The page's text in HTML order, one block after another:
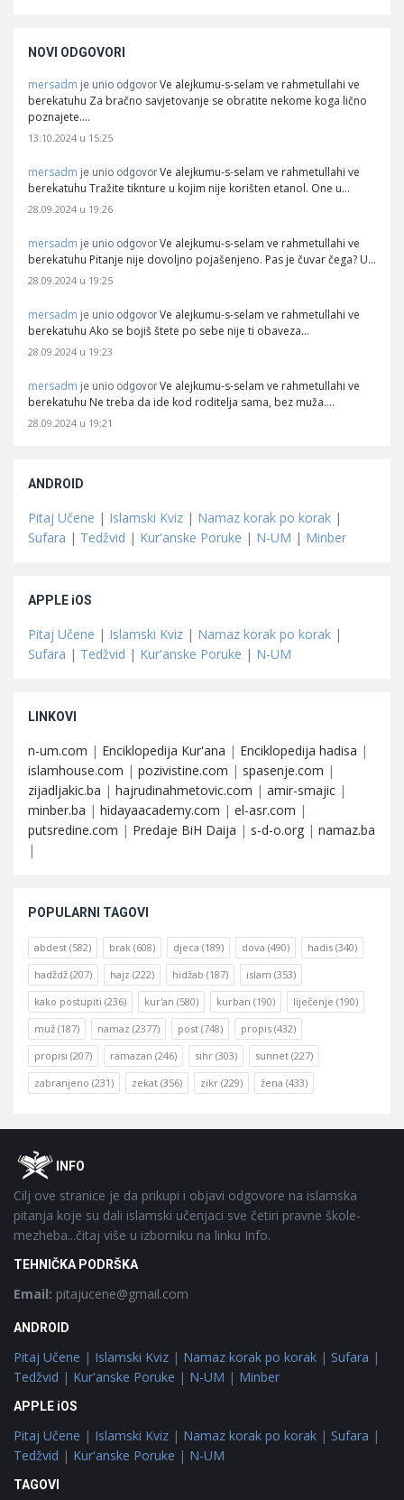
NOVI ODGOVORI
mersadm je unio odgovor Ve alejkumu-s-selam ve rahmetullahi ve
berekatuhu Za bračno savjetovanje se obratite nekome koga lično
poznajete.…
13.10.2024 u 15:25
mersadm je unio odgovor Ve alejkumu-s-selam ve rahmetullahi ve
berekatuhu Tražite tiknture u kojim nije korišten etanol. One u…
28.09.2024 u 19:26
mersadm je unio odgovor Ve alejkumu-s-selam ve rahmetullahi ve
berekatuhu Pitanje nije dovoljno pojašenjeno. Pas je čuvar čega? U…
28.09.2024 u 19:25
mersadm je unio odgovor Ve alejkumu-s-selam ve rahmetullahi ve
berekatuhu Ako se bojiš štete po sebe nije ti obaveza…
28.09.2024 u 19:23
mersadm je unio odgovor Ve alejkumu-s-selam ve rahmetullahi ve
berekatuhu Ne treba da ide kod roditelja sama, bez muža.…
28.09.2024 u 19:21
ANDROID
Pitaj Učene | Islamski Kviz | Namaz korak po korak |
Sufara | Tedžvid | Kur'anske Poruke | N-UM | Minber
APPLE iOS
Pitaj Učene | Islamski Kviz | Namaz korak po korak |
Sufara | Tedžvid | Kur'anske Poruke | N-UM
LINKOVI
n-um.com | Enciklopedija Kur'ana | Enciklopedija hadisa |
islamhouse.com | pozivistine.com | spasenje.com |
zijadljakic.ba | hajrudinahmetovic.com | amir-smajic |
minber.ba | hidayaacademy.com | el-asr.com |
putsredine.com | Predaje BiH Daija | s-d-o.org | namaz.ba
|
POPULARNI TAGOVI
abdest (582) brak (608) djeca (189) dova (490) hadis (340)
hadždž (207) hajz (222) hidžab (187) islam (353)
kako postupiti (236) kur'an (580) kurban (190) liječenje (190)
muž (187) namaz (2377) post (748) propis (432)
propisi (207) ramazan (246) sihr (303) sunnet (227)
zabranjeno (231) zekat (356) zikr (229) žena (433)
FooterOINFO
Cilj ove stranice je da prikupi i objavi odgovore na islamska
pitanja koje su dali islamski učenjaci sve četiri pravne škole-
mezheba...čitaj više u izborniku na linku Info.
TEHNIČKA PODRŠKA
Email: pitajucene@gmail.com
ANDROID
Pitaj Učene | Islamski Kviz | Namaz korak po korak | Sufara |
Tedžvid | Kur'anske Poruke | N-UM | Minber
APPLE iOS
Pitaj Učene | Islamski Kviz | Namaz korak po korak | Sufara |
Tedžvid | Kur'anske Poruke | N-UM
TAGOVI